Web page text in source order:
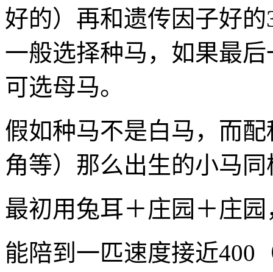
好的）再和遗传因子好
一般选择种马，如果最
可选母马。
假如种马不是白马，而
角等）那么出生的小马
最初用兔耳＋庄园＋庄
能陪到一匹速度接近400